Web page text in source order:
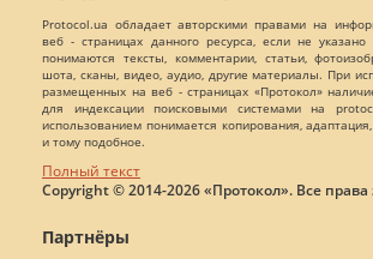
Protocol.ua обладает авторскими правами на
веб - страницах данного ресурса, если не
понимаются тексты, комментарии, статьи,
шота, сканы, видео, аудио, другие материалы. При
размещенных на веб - страницах «Протокол»
для индексации поисковыми системами на
использованием понимается копирования,
и тому подобное.
Полный текст
Copyright © 2014-2026 «Протокол». Все
Партнёры